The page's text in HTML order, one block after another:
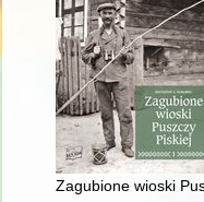
Zagubione wioski